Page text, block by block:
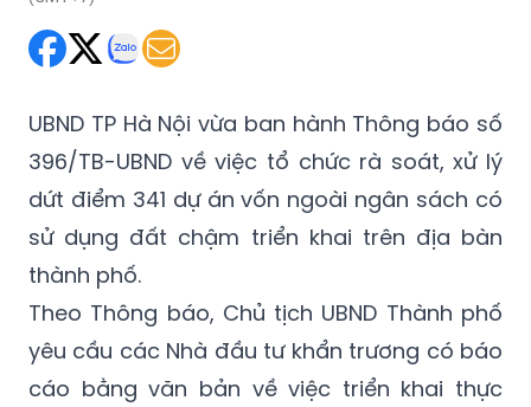
UBND TP Hà Nội vừa ban hành Thông báo số
396/TB-UBND về việc tổ chức rà soát, xử lý
dứt điểm 341 dự án vốn ngoài ngân sách có
sử dụng đất chậm triển khai trên địa bàn
thành phố.
Theo Thông báo, Chủ tịch UBND Thành phố
yêu cầu các Nhà đầu tư khẩn trương có báo
cáo bằng văn bản về việc triển khai thực